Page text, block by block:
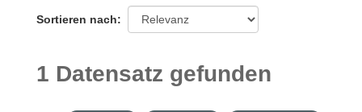
Sortieren nach
1 Datensatz gefunden